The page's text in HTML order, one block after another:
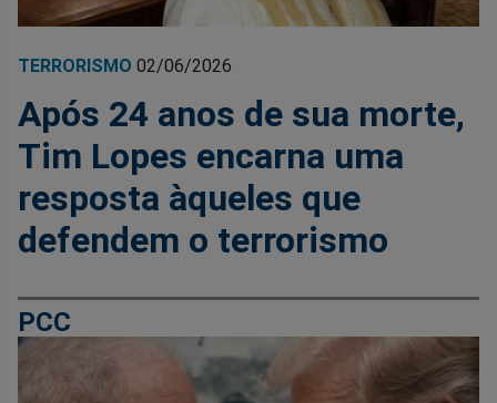
TERRORISMO 02/06/2026
Após 24 anos de sua morte,
Tim Lopes encarna uma
resposta àqueles que
defendem o terrorismo
PCC